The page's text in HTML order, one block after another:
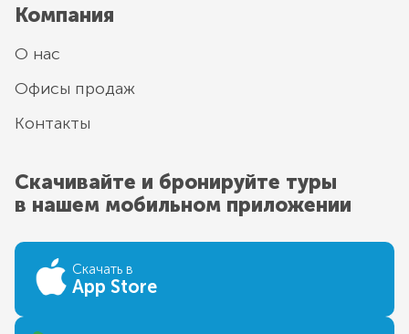
Компания
О нас
Офисы продаж
Контакты
Скачивайте и бронируйте туры
в нашем мобильном приложении
Скачать в
App Store